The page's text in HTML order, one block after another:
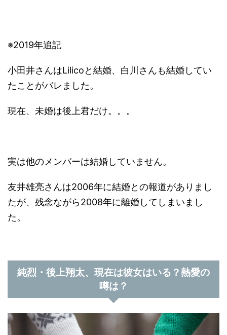
※2019年追記
小田井さんはLilicoと結婚、白川さんも結婚してい
たことがバレました。
現在、未婚は後上君だけ。。。
実は他のメンバーは結婚していません。
友井雄亮さんは2006年に結婚との報道がありまし
たが、残念ながら2008年に離婚してしまいまし
た。
純烈・後上翔太、現在は彼女はいる？熱愛の
噂は？